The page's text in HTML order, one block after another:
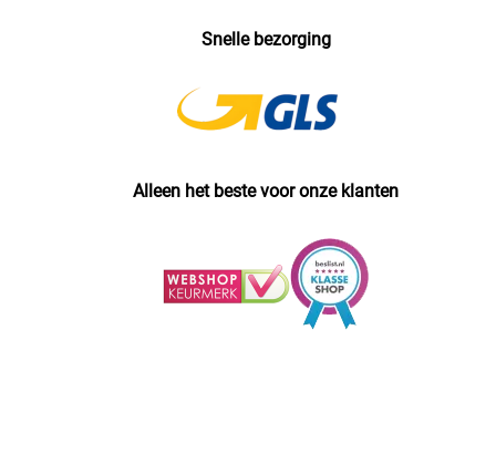
Snelle bezorging
Alleen het beste voor onze klanten